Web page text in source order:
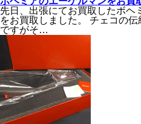
先日、出張にてお買取したボヘ
をお買取しました。 チェコの
ですがそ…